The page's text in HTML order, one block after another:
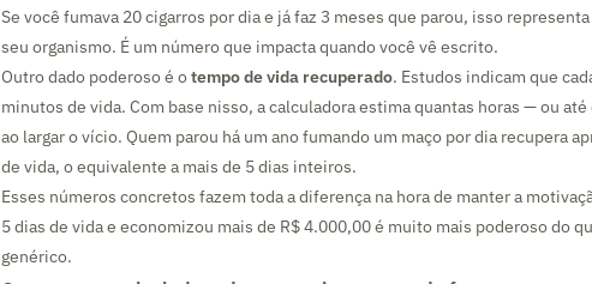
Se você fumava 20 cigarros por dia e já faz 3 meses que parou, isso
seu organismo. É um número que impacta quando você vê escrito.
Outro dado poderoso é otempo de vida recuperado. Estudos indicam que
minutos de vida. Com base nisso, a calculadora estima quantas horas — ou
ao largar o vício. Quem parou há um ano fumando um maço por dia recupera
de vida, o equivalente a mais de 5 dias inteiros.
Esses números concretos fazem toda a diferença na hora de manter a
5 dias de vida e economizou mais de R$ 4.000,00 é muito mais poderoso do
genérico.